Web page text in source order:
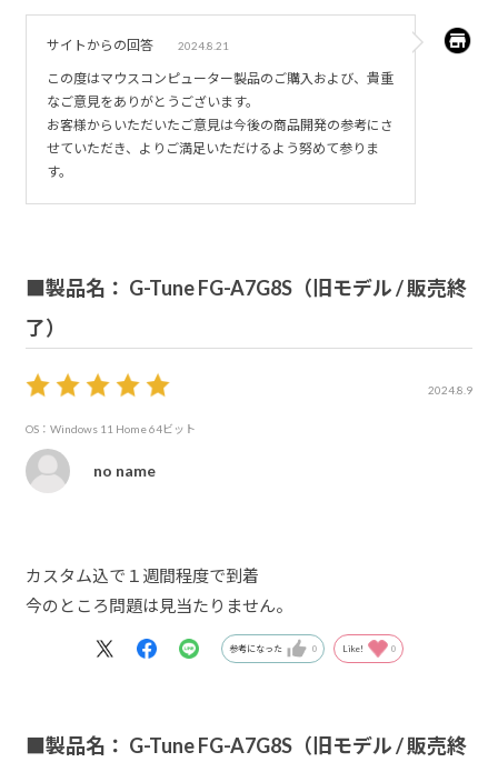
サイトからの回答 2024.8.21
この度はマウスコンピューター製品のご購入および、貴重
なご意見をありがとうございます。
お客様からいただいたご意見は今後の商品開発の参考にさ
せていただき、よりご満足いただけるよう努めて参りま
す。
■製品名： G-Tune FG-A7G8S（旧モデル / 販売終
了）
2024.8.9
OS：Windows 11 Home 64ビット
no name
カスタム込で１週間程度で到着
今のところ問題は見当たりません。
参考になった 0 Like! 0
■製品名： G-Tune FG-A7G8S（旧モデル / 販売終